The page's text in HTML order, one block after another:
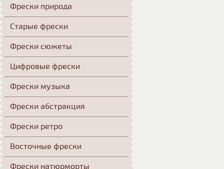
Фрески природа
Старые фрески
Фрески сюжеты
Цифровые фрески
Фрески музыка
Фрески абстракция
Фрески ретро
Восточные фрески
Фрески натюрморты